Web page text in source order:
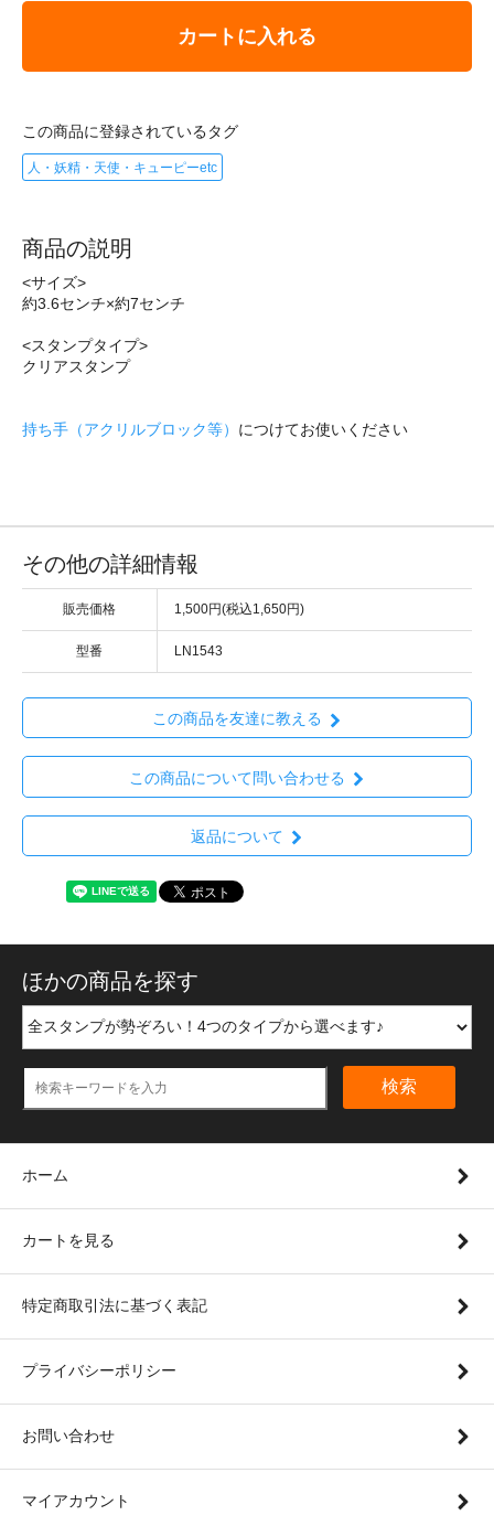
カートに入れる
この商品に登録されているタグ
人・妖精・天使・キューピーetc
商品の説明
<サイズ>
約3.6センチ×約7センチ
<スタンプタイプ>
クリアスタンプ
持ち手（アクリルブロック等） につけてお使いください
その他の詳細情報
販売価格 1,500円(税込1,650円)
型番 LN1543
この商品を友達に教える
この商品について問い合わせる
返品について
ほかの商品を探す
検索
ホーム
カートを見る
特定商取引法に基づく表記
プライバシーポリシー
お問い合わせ
マイアカウント